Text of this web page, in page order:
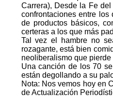
Carrera), Desde la Fe
confrontaciones entre los
de productos básicos,
certeras a los que más
Tal vez el hambre no
rozagante, está bien
neoliberalismo que
Una canción de los 70
están degollando a su
Nota: Nos vemos hoy en
de Actualización